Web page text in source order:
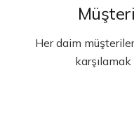
Her daim